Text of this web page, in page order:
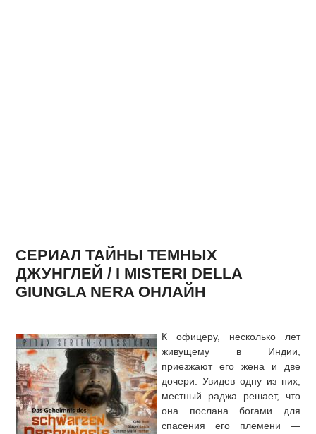
СЕРИАЛ ТАЙНЫ ТЕМНЫХ
ДЖУНГЛЕЙ / I MISTERI DELLA
GIUNGLA NERA ОНЛАЙН
К офицеру, несколько лет
живущему в Индии,
приезжают его жена и две
дочери. Увидев одну из них,
местный раджа решает, что
она послана богами для
спасения его племени —